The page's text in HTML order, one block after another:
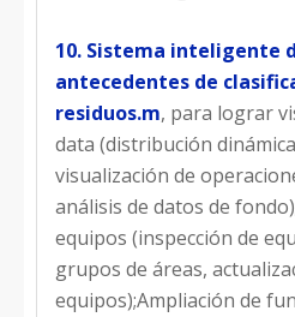
10. Sistema inteligente
antecedentes de
residuos.m, para lograr
data (distribución
visualización de
análisis de datos de
equipos (inspección de
grupos de áreas,
equipos);Ampliación de